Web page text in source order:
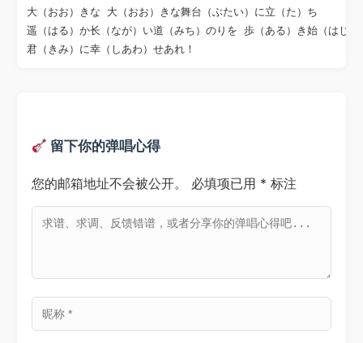
大（おお）きな 大（おお）きな舞台（ぶたい）に立（た）ち
遥（はる）か长（なが）い道（みち）のりを 歩（ある）き始（はじ）
留下你的弹唱心得
您的邮箱地址不会被公开。 必填项已用 * 标注